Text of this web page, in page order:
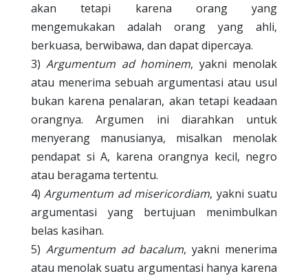
akan tetapi karena orang yang
mengemukakan adalah orang yang ahli,
berkuasa, berwibawa, dan dapat dipercaya.
3)Argumentum ad hominem, yakni menolak
atau menerima sebuah argumentasi atau usul
bukan karena penalaran, akan tetapi keadaan
orangnya. Argumen ini diarahkan untuk
menyerang manusianya, misalkan menolak
pendapat si A, karena orangnya kecil, negro
atau beragama tertentu.
4)Argumentum ad misericordiam, yakni suatu
argumentasi yang bertujuan menimbulkan
belas kasihan.
5) Argumentum ad bacalum, yakni menerima
atau menolak suatu argumentasi hanya karena